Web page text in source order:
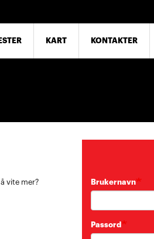
KART KONTAKTER
Brukernavn
Passord
vite mer?